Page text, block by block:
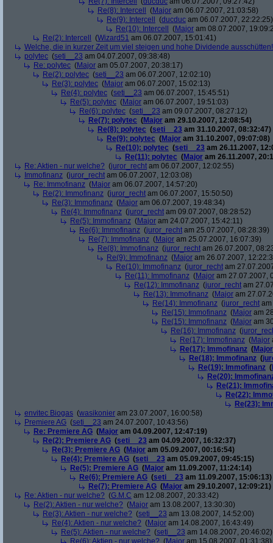
Re(8): Intercell
(Major am 06.07.2007, 21:03:58)
Re(9): Intercell
(ducduc am 06.07.2007, 22:22:25)
Re(10): Intercell
(Major am 08.07.2007,
Re(2): Intercell
(Wizard51 am 06.07.2007, 15:01:41)
Welche, die in kurzer Zeit um viel steigen und hohe Dividende
polytec (seti__23 am 04.07.2007, 09:38:48)
Re: polytec (Major am 05.07.2007, 20:38:17)
Re(2): polytec (seti__23 am 06.07.2007, 12:02:10)
Re(3): polytec (Major am 06.07.2007, 15:02:13)
Re(4): polytec (seti__23 am 06.07.2007, 15:45:51)
Re(5): polytec (Major am 06.07.2007, 19:51:03)
Re(6): polytec (seti__23 am 09.07.2007, 08:27:12)
Re(7): polytec (Major am 29.10.2007, 12:08:54)
Re(8): polytec (seti__23 am 31.10.2007, 08:32:47)
Re(9): polytec (Major am 31.10.2007, 09:07:08)
Re(10): polytec (seti__23 am 26.11.2007,
Re(11): polytec (Major am 26.11.2007,
Re: Aktien - nur welche? (juror_recht am 06.07.2007, 12:02:55)
Immofinanz (juror_recht am 06.07.2007, 12:03:08)
Re: Immofinanz (Major am 06.07.2007, 14:57:20)
Re(2): Immofinanz (juror_recht am 06.07.2007, 15:50:50)
Re(3): Immofinanz (Major am 06.07.2007, 19:48:34)
Re(4): Immofinanz (juror_recht am 09.07.2007, 08:28:52)
Re(5): Immofinanz (Major am 24.07.2007, 15:42:11)
Re(6): Immofinanz (juror_recht am 25.07.2007, 08:28:39)
Re(7): Immofinanz (Major am 25.07.2007, 16:07:39)
Re(8): Immofinanz (juror_recht am 26.07.2007,
Re(9): Immofinanz (Major am 26.07.2007,
Re(10): Immofinanz (juror_recht am
Re(11): Immofinanz (Major am 27.07.2007,
Re(12): Immofinanz (juror_recht am
Re(13): Immofinanz (Major am
Re(14): Immofinanz (juror_recht
Re(15): Immofinanz (Major am
Re(15): Immofinanz (Major am
Re(16): Immofinanz (
Re(17): Immofinanz (Major
Re(17): Immofinanz (Major
Re(18): Immofinanz (
Re(19): Immofinanz (
Re(20):
Re(21):
Re(22):
Re(23):
envitec Biogas (wasikonier am 23.07.2007, 16:00:58)
Premiere AG (seti__23 am 24.07.2007, 10:43:56)
Re: Premiere AG (Major am 04.09.2007, 12:47:19)
Re(2): Premiere AG (seti__23 am 04.09.2007, 16:32:37)
Re(3): Premiere AG (Major am 05.09.2007, 00:16:54)
Re(4): Premiere AG (seti__23 am 05.09.2007, 09:45:15)
Re(5): Premiere AG (Major am 11.09.2007, 11:24:14)
Re(6): Premiere AG (seti__23 am 11.09.2007, 15:06:13)
Re(7): Premiere AG (Major am 29.10.2007, 12:09:21)
Re: Aktien - nur welche? (G.M.C am 12.08.2007, 20:33:42)
Re(2): Aktien - nur welche? (Major am 13.08.2007, 13:30:30)
Re(3): Aktien - nur welche? (seti__23 am 13.08.2007, 14:52:00)
Re(4): Aktien - nur welche? (Major am 14.08.2007, 16:43:49)
Re(5): Aktien - nur welche? (seti__23 am 14.08.2007, 20:46:02)
Re(6): Aktien - nur welche? (Major am 15.08.2007, 01:31:38)